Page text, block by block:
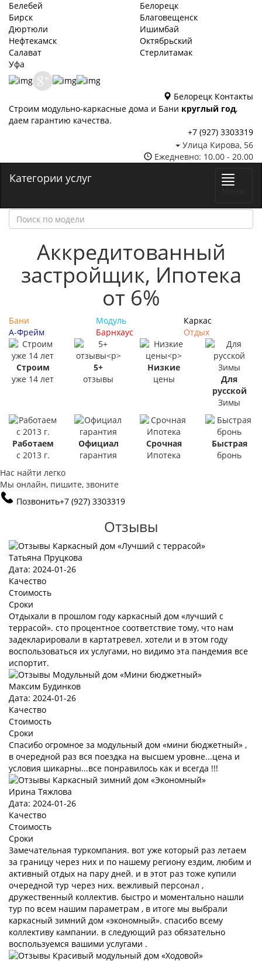
Белебей
Белорецк
Бирск
Благовещенск
Дюртюли
Ишимбай
Нефтекамск
Октябрьский
Салават
Стерлитамак
Уфа
Белорецк Контакты
Строим модульно-каркасные дома и Бани круглый год,
даем гарантию качества.
+7 (927) 3303319
Улица Кирова, 56
Ежедневно: 10.00 - 20.00
Категории услуг
Аккредитованный
застройщик, Ипотека
от 6%
Бани Модуль
Каркас
А-Фрейм
Барнхаус Отдых
Строим
уже 14 лет
5+
отзывы
Низкие
цены
Для
русской
Зимы
Работаем
с 2013 г.
Официал
гарантия
Срочная
Ипотека
Быстрая
бронь
Нас найти легко
Мы онлайн, пишите, звоните
Позвонить+7 (927) 3303319
Отзывы
Татьяна Пруцкова
Дата: 2024-01-26
Качество
Стоимость
Сроки
Отдыхали в прошлом году каркасный дом «лучший с
террасой». сто процентное соответствие тому, что нам
задекларировали в картатревел. хотели и в этом году
воспользоваться их услугами, но видимо эта пандемия все
испортит.
Максим Будинков
Дата: 2024-01-26
Качество
Стоимость
Сроки
Спасибо огромное за модульный дом «мини бюджетный» ,
в очередной раз вся поездка на высшем уровне...цена и
условия шикарны...все понравилось как и всегда !!!
Ирина Тяжлова
Дата: 2024-01-26
Качество
Стоимость
Сроки
Замечательная туркомпания. вот уже который раз летаем
за границу через них и по нашему региону ездим, любим и
активный отдых на пару дней. и в этот раз тоже купили
очередной тур через них. вежливый персонал ,
дружественный коллектив. быстро и моментально нашли
тур по всем нашим параметрам , в итоге мы выбрали
каркасный зимний дом «экономный». спасибо всему
коллективу кампании. в следующий раз обязательно
воспользуемся вашими услугами .